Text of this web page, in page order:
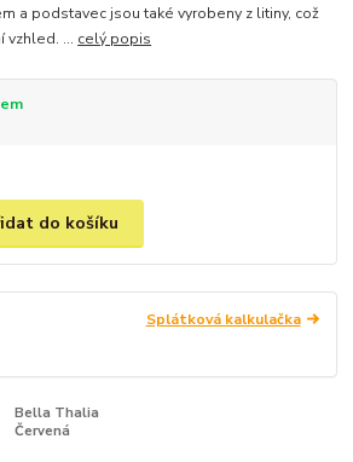
a podstavec jsou také vyrobeny z litiny, což
vzhled. ... celý popis
do košíku
Splátková kalkulačka
Bella Thalia
Červená